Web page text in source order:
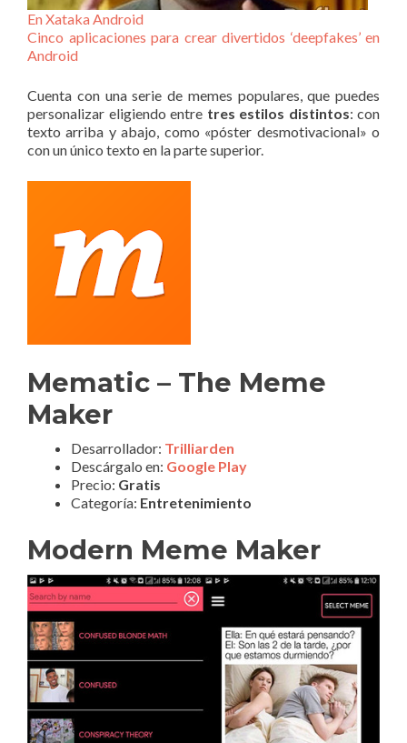
En Xataka Android
Cinco aplicaciones para crear divertidos ‘deepfakes’ en
Android
Cuenta con una serie de memes populares, que puedes
personalizar eligiendo entre tres estilos distintos: con
texto arriba y abajo, como «póster desmotivacional» o
con un único texto en la parte superior.
Mematic – The Meme
Maker
Desarrollador: Trilliarden
Descárgalo en: Google Play
Precio: Gratis
Categoría: Entretenimiento
Modern Meme Maker